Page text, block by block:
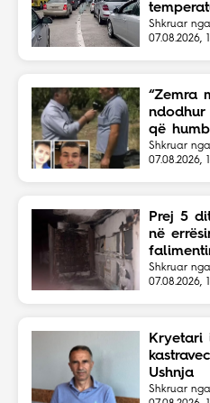
Shkruar
07.08.2026,
“Zemra
ndodhur
që
aksident
Shkruar
07.08.2026,
Prej 5
në
Shkruar
07.08.2026,
Kryetari
Ushnja
Shkruar